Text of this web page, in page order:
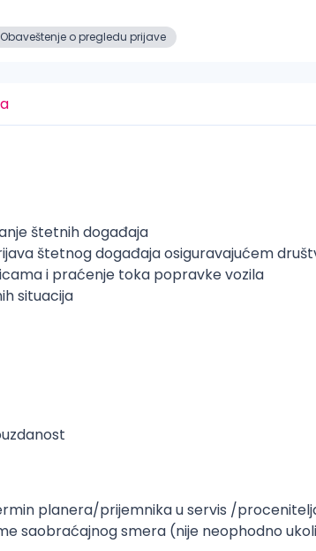
Obaveštenje o pregledu prijave
štetnih događaja
štetnog događaja osiguravajućem
i praćenje toka popravke vozila
situacija
planera/prijemnika u servis /
saobraćajnog smera (nije neophodno